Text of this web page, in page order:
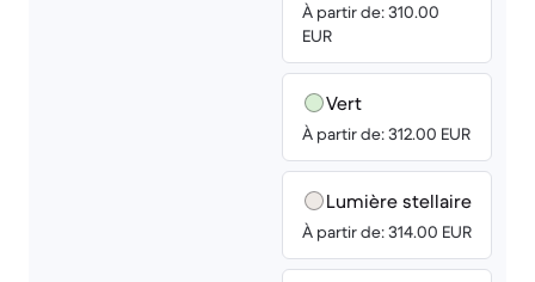
À partir de: 310.00
EUR
Vert
À partir de: 312.00 EUR
Lumière stellaire
À partir de: 314.00 EUR